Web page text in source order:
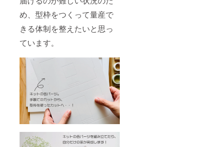
め、型枠をつくって量産で
きる体制を整えたいと思っ
ています。